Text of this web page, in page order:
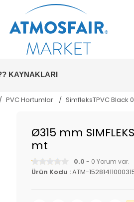
KAYNAKLARI
PVC Hortumlar SimfleksTPVC Black
Ø315 mm
mt
0.0 - 0 Yorum var.
Ürün Kodu :ATM-